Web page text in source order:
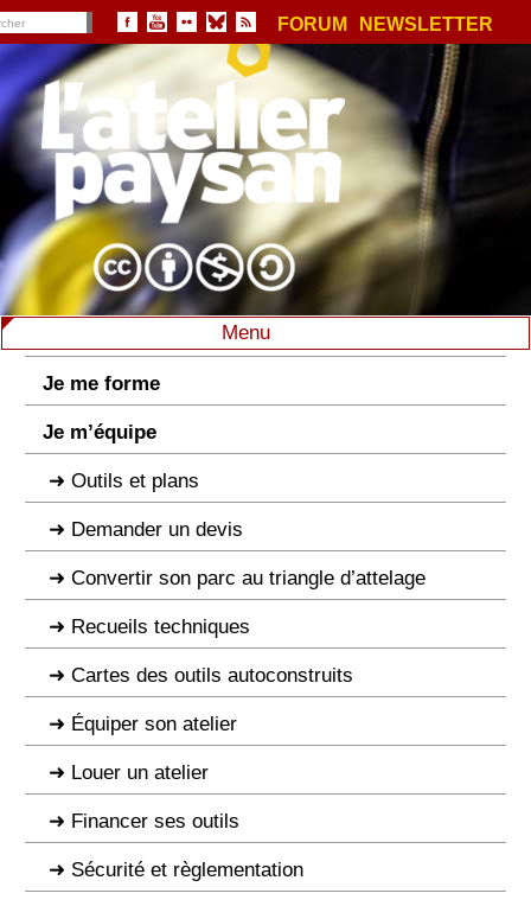
FORUM NEWSLETTER
Menu
Je me forme
Je m’équipe
Outils et plans
Demander un devis
Convertir son parc au triangle d’attelage
Recueils techniques
Cartes des outils autoconstruits
Équiper son atelier
Louer un atelier
Financer ses outils
Sécurité et règlementation